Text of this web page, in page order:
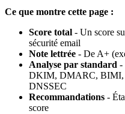
Ce que montre cette page :
Score total - Un score
sécurité email
Note lettrée - De A+
Analyse par standard -
DKIM, DMARC, BIMI,
DNSSEC
Recommandations -
score